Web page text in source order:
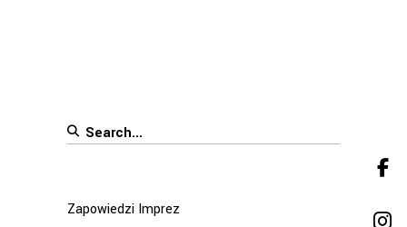
Search
Zapowiedzi Imprez